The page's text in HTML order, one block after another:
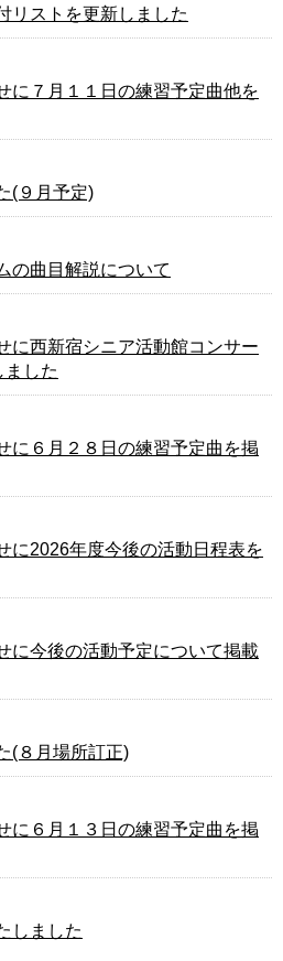
リストを更新しました
に７月１１日の練習予定曲他を
(９月予定)
の曲目解説について
に西新宿シニア活動館コンサー
ました
に６月２８日の練習予定曲を掲
に2026年度今後の活動日程表を
に今後の活動予定について掲載
(８月場所訂正)
に６月１３日の練習予定曲を掲
しました